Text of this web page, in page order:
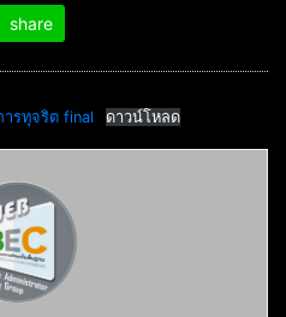
share
ารทุจริต final ดาวน์โหลด